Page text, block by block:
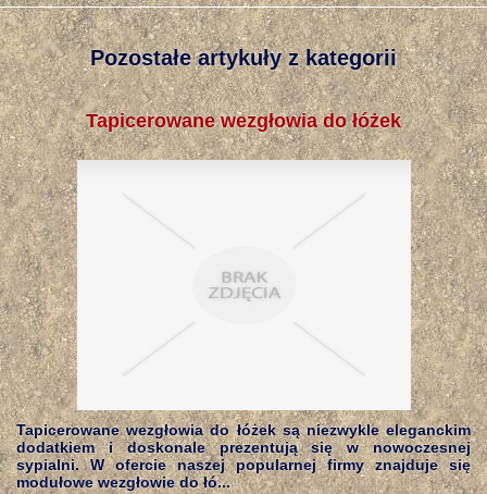
Pozostałe artykuły z kategorii
Tapicerowane wezgłowia do łóżek
Tapicerowane wezgłowia do łóżek są niezwykle eleganckim
dodatkiem i doskonale prezentują się w nowoczesnej
sypialni. W ofercie naszej popularnej firmy znajduje się
modułowe wezgłowie do łó...